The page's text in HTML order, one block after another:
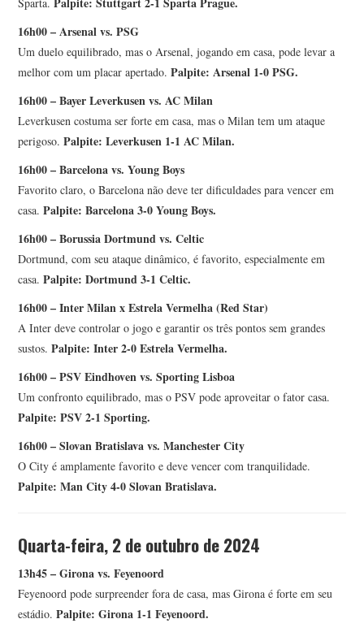
16h00 – Arsenal vs. PSG
Um duelo equilibrado, mas o Arsenal, jogando em casa, pode levar a
melhor com um placar apertado.Palpite: Arsenal 1-0 PSG.
16h00 – Bayer Leverkusen vs. AC Milan
Leverkusen costuma ser forte em casa, mas o Milan tem um ataque
perigoso.Palpite: Leverkusen 1-1 AC Milan.
16h00 – Barcelona vs. Young Boys
Favorito claro, o Barcelona não deve ter dificuldades para vencer em
casa.Palpite: Barcelona 3-0 Young Boys.
16h00 – Borussia Dortmund vs. Celtic
Dortmund, com seu ataque dinâmico, é favorito, especialmente em
casa.Palpite: Dortmund 3-1 Celtic.
16h00 – Inter Milan x Estrela Vermelha (Red Star)
A Inter deve controlar o jogo e garantir os três pontos sem grandes
sustos.Palpite: Inter 2-0 Estrela Vermelha.
16h00 – PSV Eindhoven vs. Sporting Lisboa
Um confronto equilibrado, mas o PSV pode aproveitar o fator casa.
Palpite: PSV 2-1 Sporting.
16h00 – Slovan Bratislava vs. Manchester City
O City é amplamente favorito e deve vencer com tranquilidade.
Palpite: Man City 4-0 Slovan Bratislava.
Quarta-feira, 2 de outubro de 2024
13h45 – Girona vs. Feyenoord
Feyenoord pode surpreender fora de casa, mas Girona é forte em seu
estádio.Palpite: Girona 1-1 Feyenoord.